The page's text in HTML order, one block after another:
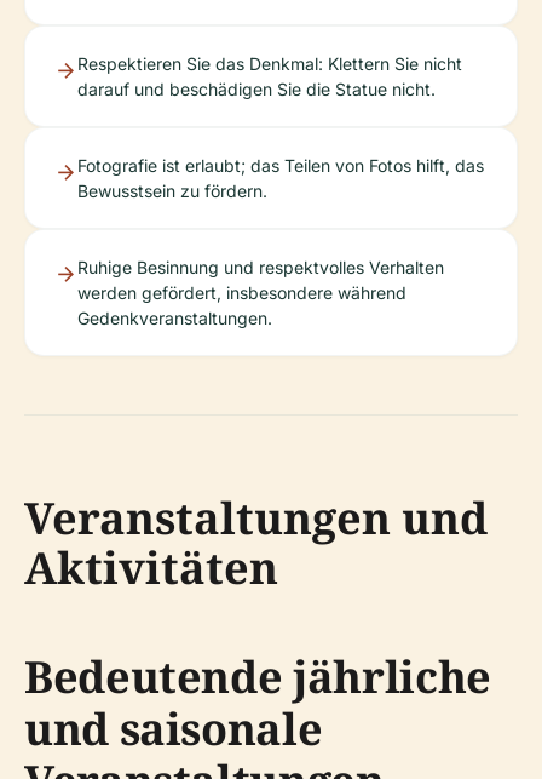
Respektieren Sie das Denkmal: Klettern Sie nicht
darauf und beschädigen Sie die Statue nicht.
Fotografie ist erlaubt; das Teilen von Fotos hilft, das
Bewusstsein zu fördern.
Ruhige Besinnung und respektvolles Verhalten
werden gefördert, insbesondere während
Gedenkveranstaltungen.
Veranstaltungen und
Aktivitäten
Bedeutende jährliche
und saisonale